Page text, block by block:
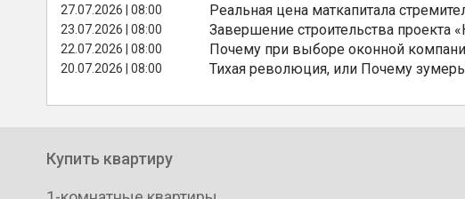
27.07.2026 | 08:00 Реальная цена маткапитала
23.07.2026 | 08:00 Завершение строительства проекта
22.07.2026 | 08:00 Почему при выборе оконной
20.07.2026 | 08:00 Тихая революция, или Почему
Купить квартиру